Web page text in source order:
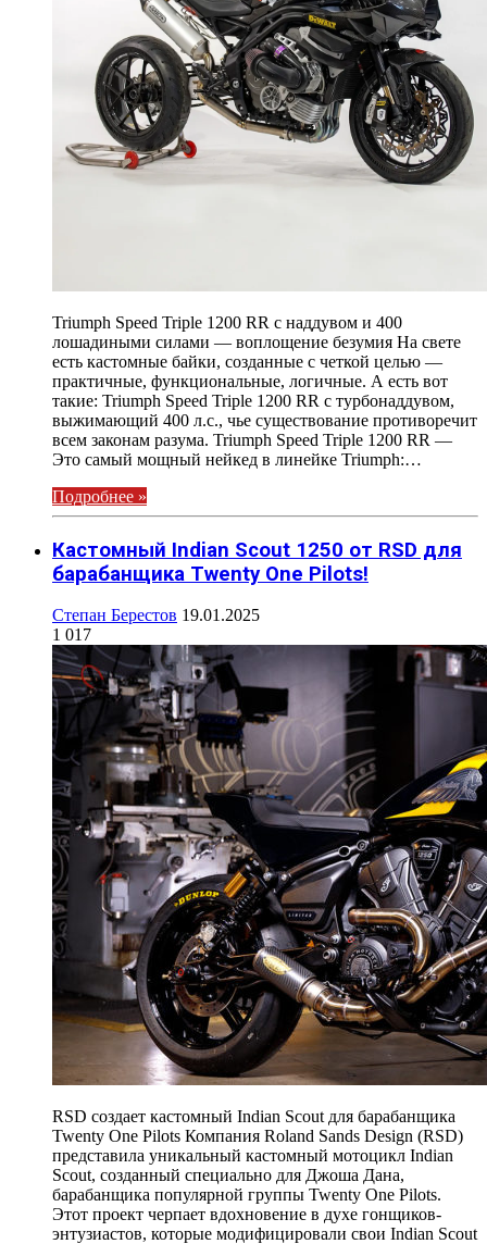
Triumph Speed Triple 1200 RR с наддувом и 400
лошадиными силами — воплощение безумия На свете
есть кастомные байки, созданные с четкой целью —
практичные, функциональные, логичные. А есть вот
такие: Triumph Speed Triple 1200 RR с турбонаддувом,
выжимающий 400 л.с., чье существование противоречит
всем законам разума. Triumph Speed Triple 1200 RR —
Это самый мощный нейкед в линейке Triumph:…
Подробнее »
Кастомный Indian Scout 1250 от RSD для
барабанщика Twenty One Pilots!
Степан Берестов 19.01.2025
1 017
RSD создает кастомный Indian Scout для барабанщика
Twenty One Pilots Компания Roland Sands Design (RSD)
представила уникальный кастомный мотоцикл Indian
Scout, созданный специально для Джоша Дана,
барабанщика популярной группы Twenty One Pilots.
Этот проект черпает вдохновение в духе гонщиков-
энтузиастов, которые модифицировали свои Indian Scout